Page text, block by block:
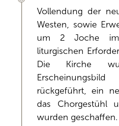
Vollendung der
Westen, sowie
um 2 Joche
liturgischen
Die Kirche
rückgeführt, ein
das Chorgestühl
wurden geschaffen.